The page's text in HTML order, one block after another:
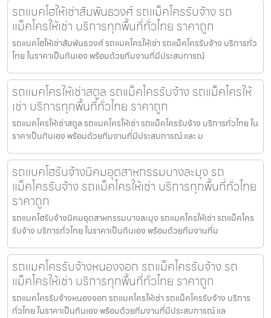
รถแบคโฮให้เช่าสัมพันธวงศ์ รถแม็คโครรับจ้าง รถ
แม็คโครให้เช่า บริการทุกพื้นที่ทั่วไทย ราคาถูก
รถแบคโฮให้เช่าสัมพันธวงศ์ รถแมคโครให้เช่า รถแม็คโครรับจ้าง บริการทั่ว
ไทย ในราคาเป็นกันเอง พร้อมด้วยทีมงานที่มีประสบการณ์
รถแมคโครให้เช่าสตูล รถแม็คโครรับจ้าง รถแม็คโครให้
เช่า บริการทุกพื้นที่ทั่วไทย ราคาถูก
รถแมคโครให้เช่าสตูล รถแมคโครให้เช่า รถแม็คโครรับจ้าง บริการทั่วไทย ใน
ราคาเป็นกันเอง พร้อมด้วยทีมงานที่มีประสบการณ์ และ ม
รถแบคโฮรับจ้างนิคมอุตสาหกรรมบางละมุง รถ
แม็คโครรับจ้าง รถแม็คโครให้เช่า บริการทุกพื้นที่ทั่วไทย
ราคาถูก
รถแบคโฮรับจ้างนิคมอุตสาหกรรมบางละมุง รถแมคโครให้เช่า รถแม็คโคร
รับจ้าง บริการทั่วไทย ในราคาเป็นกันเอง พร้อมด้วยทีมงานที่ม
รถแมคโครรับจ้างหนองจอก รถแม็คโครรับจ้าง รถ
แม็คโครให้เช่า บริการทุกพื้นที่ทั่วไทย ราคาถูก
รถแมคโครรับจ้างหนองจอก รถแมคโครให้เช่า รถแม็คโครรับจ้าง บริการ
ทั่วไทย ในราคาเป็นกันเอง พร้อมด้วยทีมงานที่มีประสบการณ์ แล